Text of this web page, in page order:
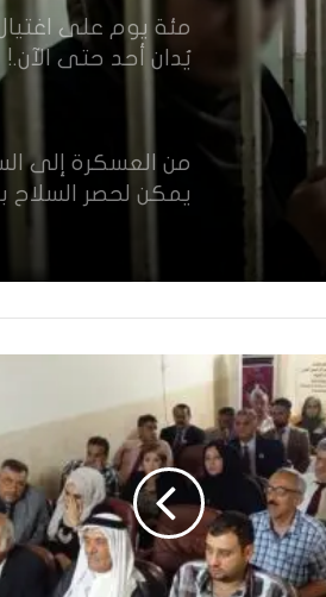
الثقة
مئة يوم على
يُدان أحد حتى الآن.!
من العسكرة إلى
يمكن لحصر السلاح
حضانة الاطفال بين
والمصلحة الانسانية
خطأ مهني في